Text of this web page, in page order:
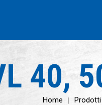
40,
Home Prodotti